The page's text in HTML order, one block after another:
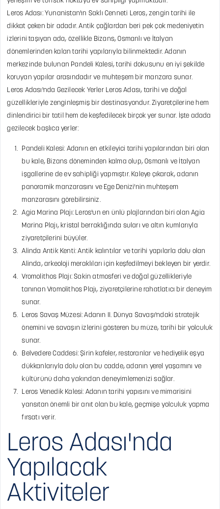
Leros Adası: Yunanistan'ın Saklı Cenneti Leros, zengin tarihi ile
dikkat çeken bir adadır. Antik çağlardan beri pek çok medeniyetin
izlerini taşıyan ada, özellikle Bizans, Osmanlı ve İtalyan
dönemlerinden kalan tarihi yapılarıyla bilinmektedir. Adanın
merkezinde bulunan Pandeli Kalesi, tarihi dokusunu en iyi şekilde
koruyan yapılar arasındadır ve muhteşem bir manzara sunar.
Leros Adası'nda Gezilecek YerlerLeros Adası, tarihi ve doğal
güzellikleriyle zenginleşmiş bir destinasyondur. Ziyaretçilerine hem
dinlendirici bir tatil hem de keşfedilecek birçok yer sunar. İşte adada
gezilecek başlıca yerler:
Pandeli Kalesi: Adanın en etkileyici tarihi yapılarından biri olan
bu kale, Bizans döneminden kalma olup, Osmanlı ve İtalyan
işgallerine de ev sahipliği yapmıştır. Kaleye çıkarak, adanın
panoramik manzarasını ve Ege Denizi'nin muhteşem
manzarasını görebilirsiniz.
Agia Marina Plajı: Leros'un en ünlü plajlarından biri olan Agia
Marina Plajı, kristal berraklığında suları ve altın kumlarıyla
ziyaretçilerini büyüler.
Alinda Antik Kenti: Antik kalıntılar ve tarihi yapılarla dolu olan
Alinda, arkeoloji meraklıları için keşfedilmeyi bekleyen bir yerdir.
Vromolithos Plajı: Sakin atmosferi ve doğal güzellikleriyle
tanınan Vromolithos Plajı, ziyaretçilerine rahatlatıcı bir deneyim
sunar.
Leros Savaş Müzesi: Adanın II. Dünya Savaşı'ndaki stratejik
önemini ve savaşın izlerini gösteren bu müze, tarihi bir yolculuk
sunar.
Belvedere Caddesi: Şirin kafeler, restoranlar ve hediyelik eşya
dükkanlarıyla dolu olan bu cadde, adanın yerel yaşamını ve
kültürünü daha yakından deneyimlemenizi sağlar.
Leros Venedik Kalesi: Adanın tarihi yapısını ve mimarisini
yansıtan önemli bir anıt olan bu kale, geçmişe yolculuk yapma
fırsatı verir.
Leros Adası'nda
Yapılacak
Aktiviteler